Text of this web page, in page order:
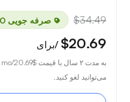
$34.49 صرفه جویی 40%
$20.69 /برای
به مدت ۲ سال با قیمت $20.69
می‌توانید لغو کنید.